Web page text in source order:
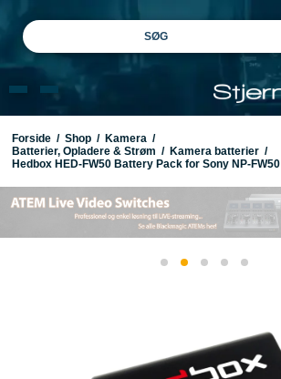
SØG
Forside / Shop / Kamera /
Batterier, Opladere & Strøm / Kamera batterier /
Hedbox HED-FW50 Battery Pack for Sony NP-FW50